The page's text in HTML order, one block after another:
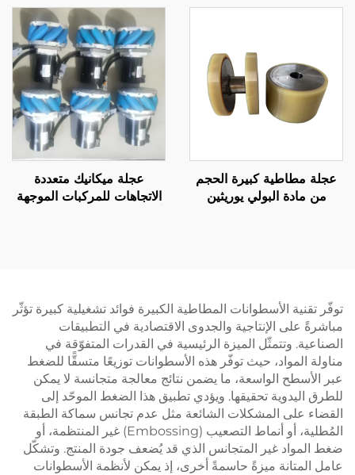
للآلات والعربات، خدمة قطع
مخصصة
عجلة مطاطية كبيرة الحجم
من مادة البولي يوريثين
عجلة ميكانيك متعددة
الاتجاهات للمركبات الموجهة
توفّر تقنية الأسطوانات المطاطية الكبيرة فوائد تشغيلية كبيرة تؤثّر
مباشرةً على الإنتاجية والجدوى الاقتصادية في التطبيقات
الصناعية. وتتمثّل الميزة الرئيسية في القدرات المتفوّقة في
مناولة المواد، حيث توفّر هذه الأسطوانات توزيعًا متسقًّا للضغط
عبر الأسطح الواسعة، ما يضمن نتائج معالجة متجانسة لا يمكن
للطرق اليدوية تحقيقها. ويؤدي تطبيق هذا الضغط الموحّد إلى
القضاء على المشكلات الشائعة مثل عدم تجانس سماكة الطبقة
المُطلية، أو أنماط التصعيب (Embossing) غير المنتظمة، أو
ضغط المواد غير المتجانس الذي قد يُضعف جودة المنتج. وتشكّل
عامل المتانة ميزةً حاسمةً أخرى، إذ يمكن لأنظمة الأسطوانات